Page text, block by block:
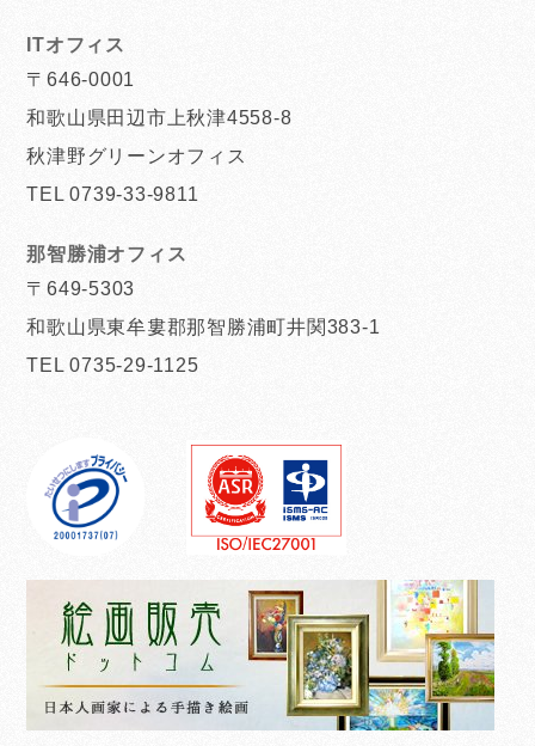
ITオフィス
〒646-0001
和歌山県田辺市上秋津4558-8
秋津野グリーンオフィス
TEL 0739-33-9811
那智勝浦オフィス
〒649-5303
和歌山県東牟婁郡那智勝浦町井関383-1
TEL 0735-29-1125